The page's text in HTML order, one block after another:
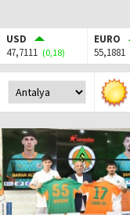
USD
47,7111 (0,18)
EURO
55,1881